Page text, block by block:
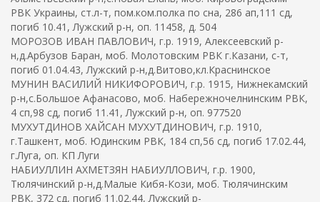
РВК Украины, ст.л-т, пом.ком.полка по сна, 286 ап,111 сд,
погиб 10.41, Лужский р-н, оп. 11458, д. 504
МОРОЗОВ ИВАН ПАВЛОВИЧ, г.р. 1919, Алексеевский р-
н,д.Арбузов Баран, моб. Молотовским РВК г.Казани, с-т,
погиб 01.04.43, Лужский р-н,д.Витово,кл.Краснинское
МУНИН ВАСИЛИЙ НИКИФОРОВИЧ, г.р. 1915, Нижнекамский
р-н,с.Большое Афанасово, моб. Набережночелнинским РВК,
4 сп,98 сд, погиб 11.41, Лужский р-н, оп. 977520
МУХУТДИНОВ ХАЙСАН МУХУТДИНОВИЧ, г.р. 1910,
г.Ташкент, моб. Юдинским РВК, 184 сп,56 сд, погиб 17.02.44,
г.Луга, оп. КП Луги
НАБИУЛЛИН АХМЕТЗЯН НАБИУЛЛОВИЧ, г.р. 1900,
Тюлячинский р-н,д.Малые Кибя-Кози, моб. Тюлячинским
РВК, 372 сд, погиб 11.02.44, Лужский р-